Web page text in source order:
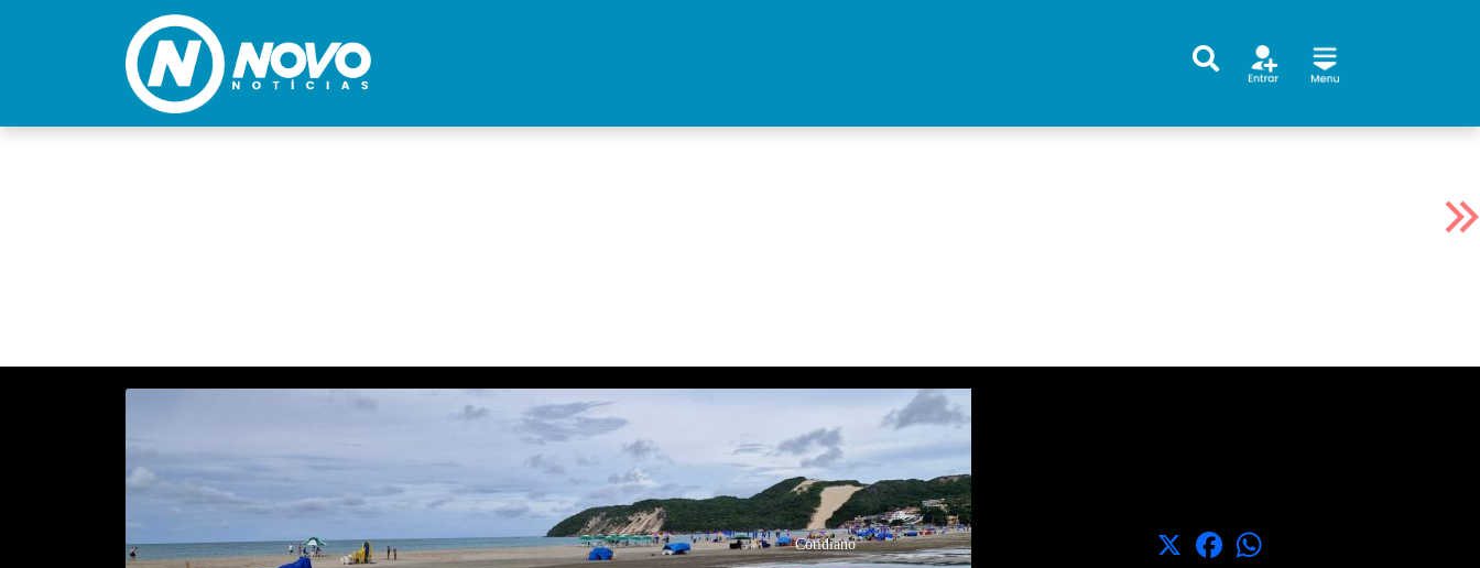
Cotidiano X Facebook